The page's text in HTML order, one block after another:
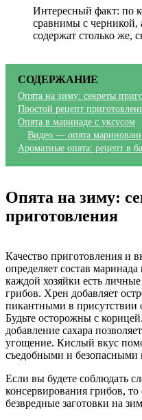
Интересный факт: по
сравнимы с черникой,
содержат столько же,
СОДЕРЖАНИЕ
Опята на зиму: секреты
Простой рецепт
Опята в маринаде с уксусом
Видео — опята
Ароматные опята: рецепт в
Опята на зиму:
приготовления
Качество приготовления и
определяет состав
каждой хозяйки есть
грибов. Хрен добавляет
пикантными в присутствии
Будьте осторожны с
добавление сахара
угощение. Кислый вкус
съедобными и безопасными
Если вы будете соблюдать
консервирования грибов,
безвредные заготовки на